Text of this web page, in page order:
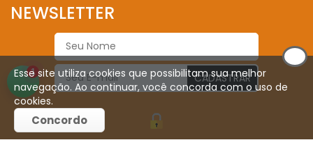
NEWSLETTER
CADASTRAR
1
Esse site utiliza cookies que possibilitam sua melhor
navegação. Ao continuar, você concorda com o uso de
cookies.
Concordo